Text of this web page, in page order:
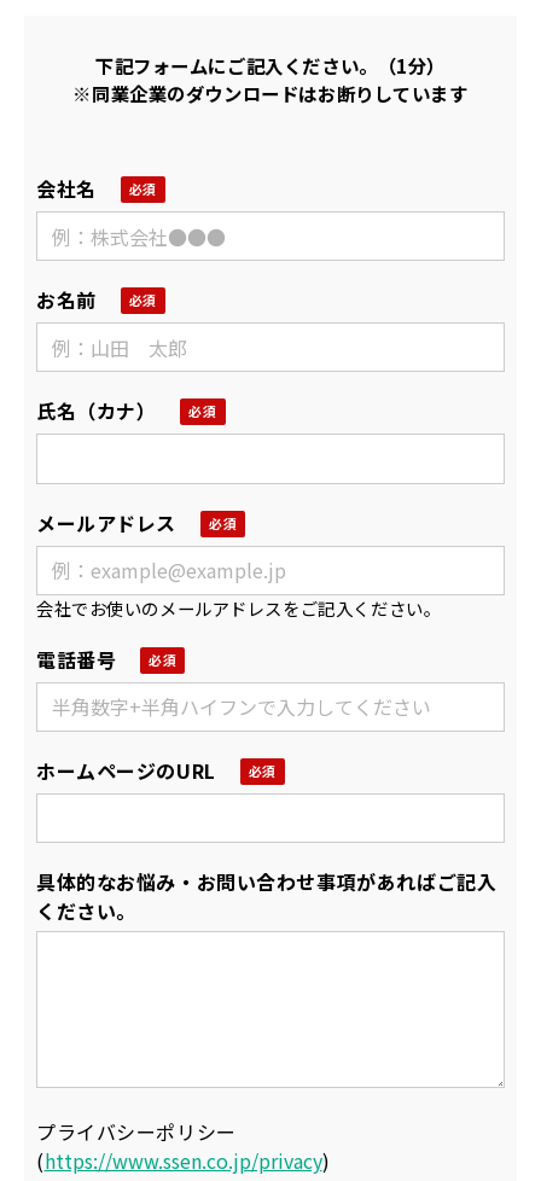
下記フォームにご記入ください。（1分）
※同業企業のダウンロードはお断りしています
会社名
お名前
氏名（カナ）
メールアドレス
会社でお使いのメールアドレスをご記入ください。
電話番号
ホームページのURL
具体的なお悩み・お問い合わせ事項があればご記入
ください。
プライバシーポリシー
(https://www.ssen.co.jp/privacy)